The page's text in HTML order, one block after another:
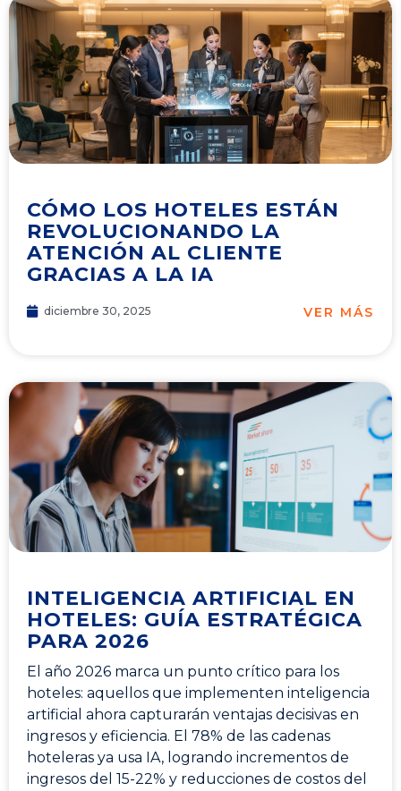
CÓMO LOS HOTELES ESTÁN
REVOLUCIONANDO LA
ATENCIÓN AL CLIENTE
GRACIAS A LA IA
diciembre 30, 2025 VER MÁS
INTELIGENCIA ARTIFICIAL EN
HOTELES: GUÍA ESTRATÉGICA
PARA 2026
El año 2026 marca un punto crítico para los
hoteles: aquellos que implementen inteligencia
artificial ahora capturarán ventajas decisivas en
ingresos y eficiencia. El 78% de las cadenas
hoteleras ya usa IA, logrando incrementos de
ingresos del 15-22% y reducciones de costos del